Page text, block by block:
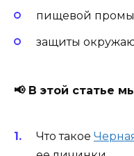
пищевой
защиты
📢 В этой статье
Что такое